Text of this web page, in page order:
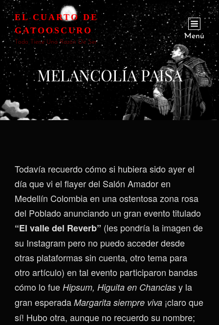
EL CUARTO DE
GATOOSCURO
Todo Tiene Una Razón De Ser
Menú
MELANCOLÍA PAISA
Todavía recuerdo cómo si hubiera sido ayer el
día que vi el flayer del Salón Amador en
Medellín Colombia en una ostentosa zona rosa
del Poblado anunciando un gran evento titulado
“El valle del Reverb” (les pondría la imagen de
su Instagram pero no puedo acceder desde
otras plataformas sin cuenta, otro tema para
otro artículo) en tal evento participaron bandas
cómo lo fue Hipsum, Higuita en Chanclas y la
gran esperada Margarita siempre viva ¡claro que
sí! Hubo otra, aunque no recuerdo su nombre;